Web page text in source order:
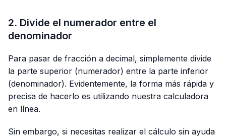
2. Divide el numerador entre el
denominador
Para pasar de fracción a decimal, simplemente divide
la parte superior (numerador) entre la parte inferior
(denominador). Evidentemente, la forma más rápida y
precisa de hacerlo es utilizando nuestra calculadora
en línea.
Sin embargo, si necesitas realizar el cálculo sin ayuda